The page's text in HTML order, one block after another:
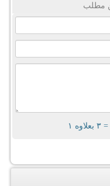
مطلب
= ۳ بعلاوه ۱